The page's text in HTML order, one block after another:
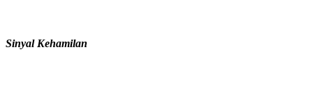
Sinyal Kehamilan